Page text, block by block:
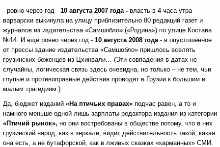
- ровно через год - 10 августа 2007 года - власть в 4 часа утра
варварски выкинула на улицу приблизительно 80 редакций газет и
журналов из издательства «Самшобло» («Родина») по улице Костава
№14. И ещё ровно через год - 10 августа 2008 года- в опустошённое
от прессы здание издательства «Самшобло» пришлось вселять
грузинских беженцев из Цхинвали… (Эти совпадения в датах не
случайны, логическая связь здесь очевидна, но только – не тем, чьи
глупые и противоправные действия проводят в Грузии к большим и
малым трагедиям.)
Да, бюджет изданий «На птичьих правах» подчас равен, а то и
намного меньше одной лишь зарплаты редактора издания из категории
«Птичий рынок», но они востребованы в обществе потому, что в них
грузинский народ, как в зеркале, видит действительность такой, какая
она есть, а не бутафорской, как в лживых сказках «карманных» СМИ.